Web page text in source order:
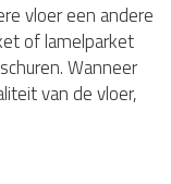
vloer een andere
of lamelparket
Wanneer
van de vloer,